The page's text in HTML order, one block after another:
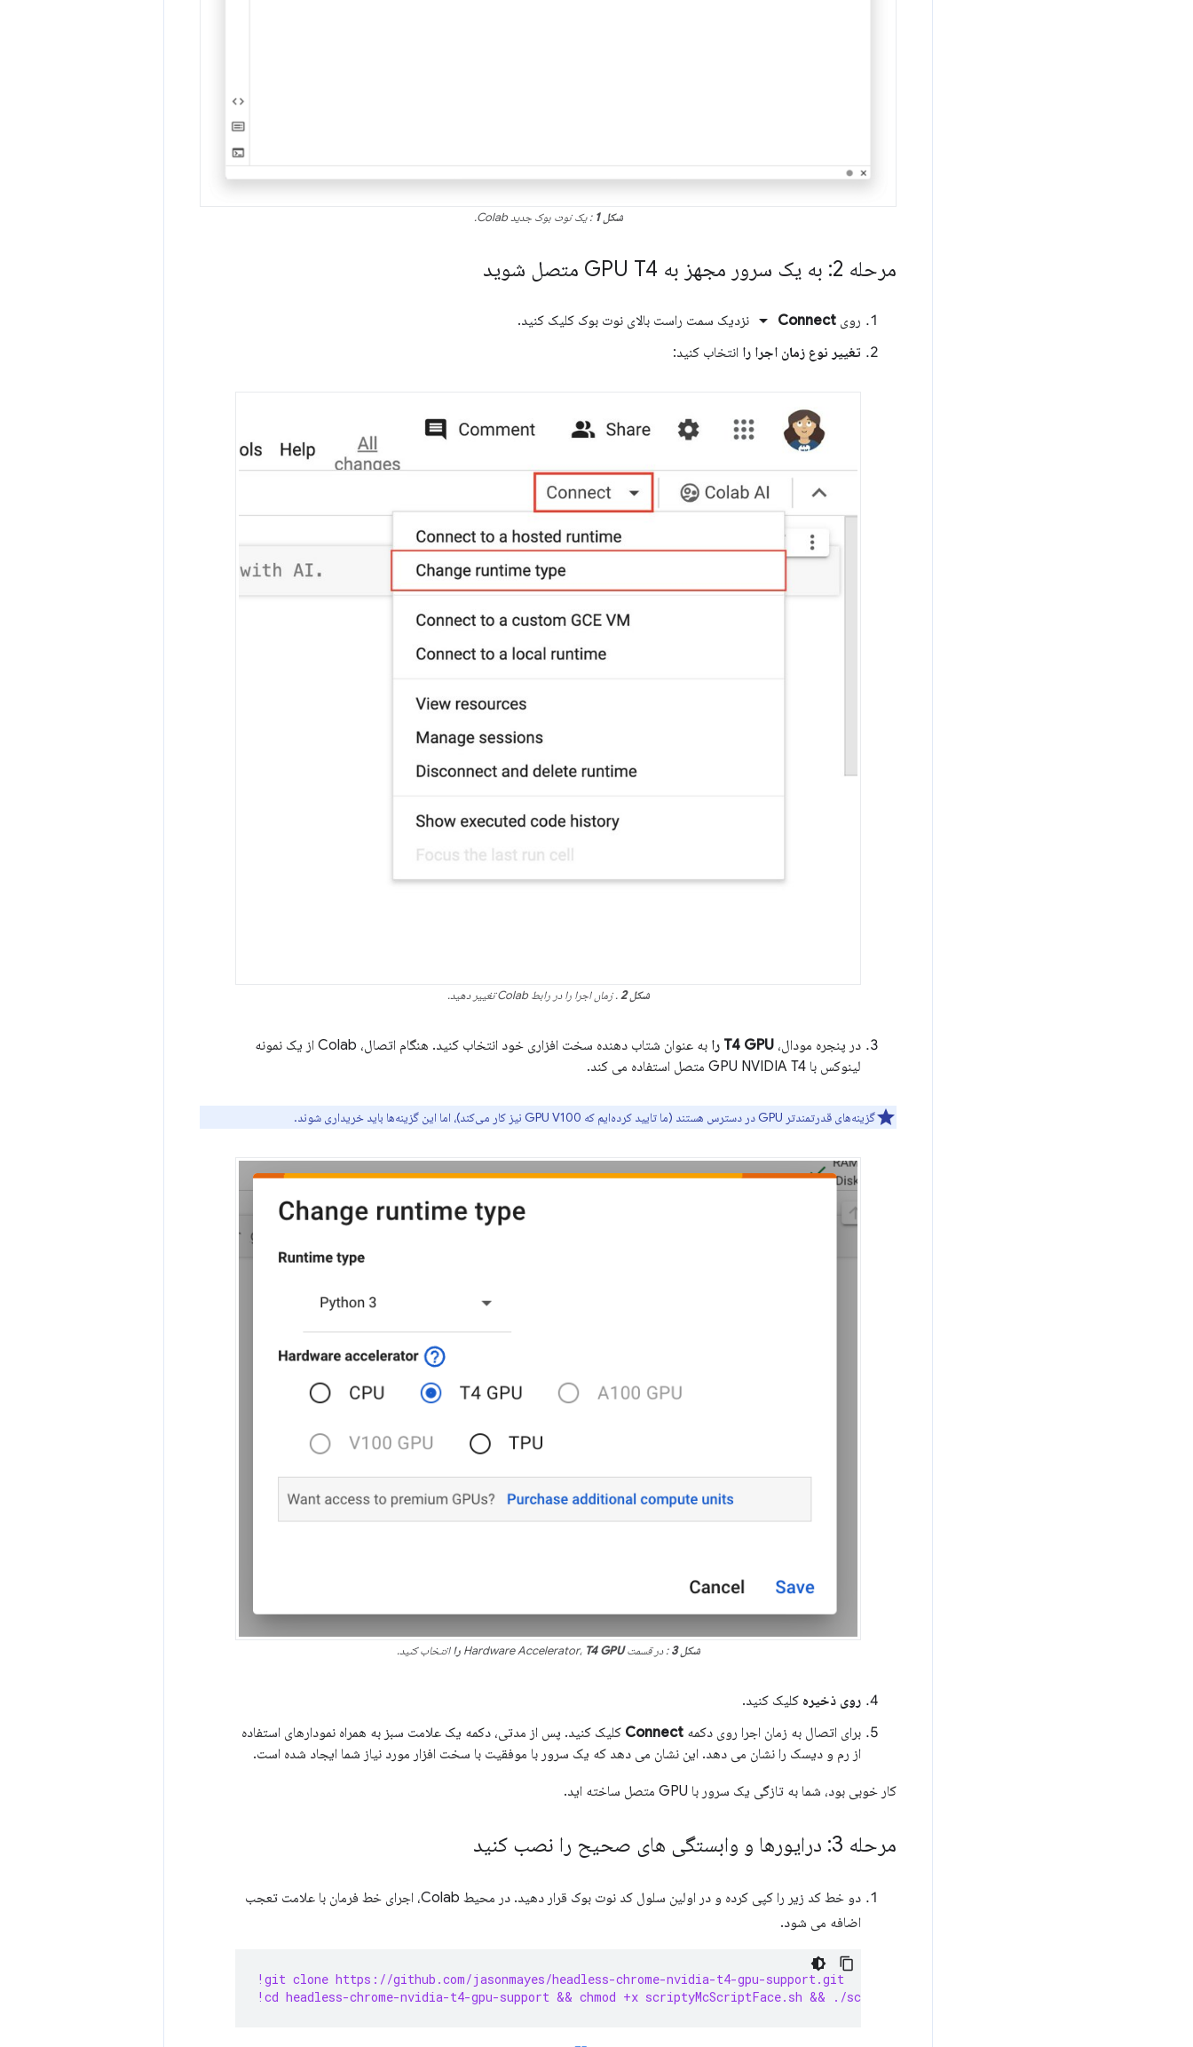
شکل 1 : یک نوت بوک جدید Colab.
مرحله 2: به یک سرور مجهز به GPU T4 متصل شوید
روی Connect
arrow_drop_down نزدیک سمت راست بالای نوت بوک کلیک کنید.
تغییر نوع زمان اجرا را انتخاب کنید:
شکل 2 . زمان اجرا را در رابط Colab تغییر دهید.
در پنجره مودال، T4 GPU را
به عنوان شتاب دهنده سخت افزاری خود انتخاب کنید. هنگام اتصال، Colab از یک نمونه
لینوکس با GPU NVIDIA T4 متصل استفاده می کند.
گزینه‌های قدرتمندتر GPU در دسترس هستند (ما تایید کرده‌ایم که GPU V100 نیز کار می‌کند)، اما این گزینه‌ها باید خریداری شوند.
شکل 3 : در قسمت Hardware Accelerator،T4 GPU را انتخاب کنید.
روی ذخیره کلیک کنید.
برای اتصال به زمان اجرا روی دکمه Connect کلیک کنید. پس از مدتی، دکمه یک علامت سبز به همراه نمودارهای استفاده
از رم و دیسک را نشان می دهد. این نشان می دهد که یک سرور با موفقیت با سخت افزار مورد نیاز شما ایجاد شده است.
کار خوبی بود، شما به تازگی یک سرور با GPU متصل ساخته اید.
مرحله 3: درایورها و وابستگی های صحیح را نصب کنید
دو خط کد زیر را کپی کرده و در اولین سلول کد نوت بوک قرار دهید. در محیط Colab، اجرای خط فرمان با علامت تعجب
اضافه می شود.
!git clone https://github.com/jasonmayes/headless-chrome-nvidia-t4-gpu-support.git
!cd headless-chrome-nvidia-t4-gpu-support && chmod +x scriptyMcScriptFace.sh && ./scriptyMcScriptFace.sh